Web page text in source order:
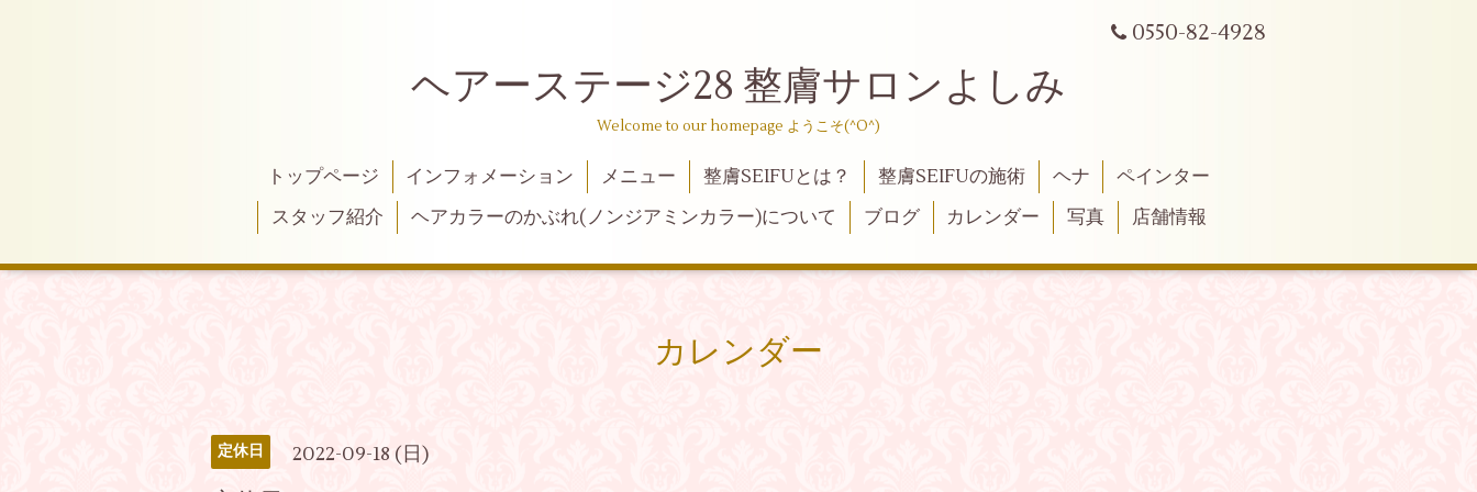
0550-82-4928
ヘアーステージ28 整膚サロンよしみ
Welcome to our homepage ようこそ(^O^)
トップページ インフォメーション メニュー 整膚SEIFUとは？ 整膚SEIFUの施術 ヘナ
ペインター
スタッフ紹介
ヘアカラーのかぶれ(ノンジアミンカラー)について ブログ カレンダー 写真 店舗情報
カレンダー
定休日 2022-09-18 (日)